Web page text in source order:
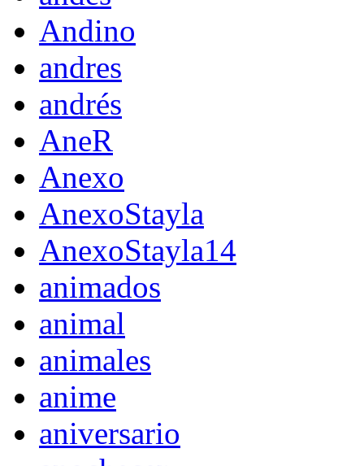
Andino
andres
andrés
AneR
Anexo
AnexoStayla
AnexoStayla14
animados
animal
animales
anime
aniversario